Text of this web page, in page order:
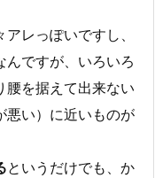
レっぽいですし、
んですが、いろいろ
腰を据えて出来ない
悪い）に近いものが
というだけでも、か